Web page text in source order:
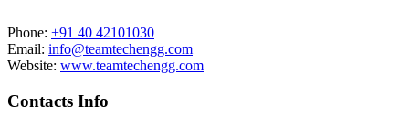
Phone: +91 40 42101030
Email: info@teamtechengg.com
Website: www.teamtechengg.com
Contacts Info